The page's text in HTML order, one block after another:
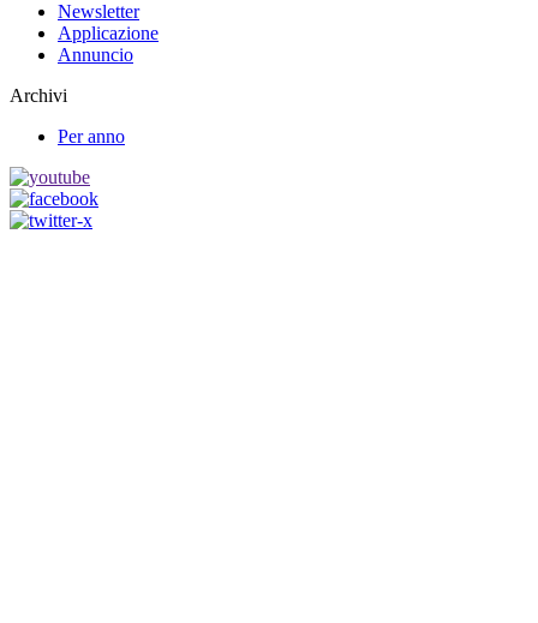
Newsletter
Applicazione
Annuncio
Archivi
Per anno